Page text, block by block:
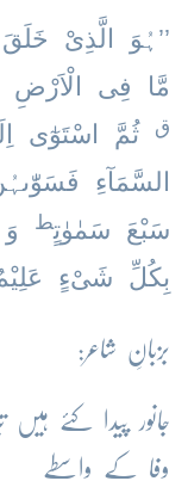
’’ہُوَ الَّذِیْ
مَّا فِی الْاَرْضِ
ق
ثُمَّ اسْتَوٰٓی
السَّمَآءِ
سَبْعَ سَمٰوٰتٍط
بِکُلِّ شَیْءٍ
بزبانِ شاعر:
جانور پیدا کئے ہیں
وفا کے واسطے